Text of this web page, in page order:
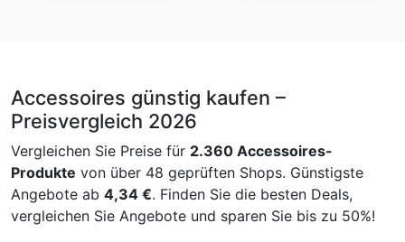
Accessoires günstig kaufen –
Preisvergleich 2026
Vergleichen Sie Preise für 2.360 Accessoires-
Produkte von über 48 geprüften Shops. Günstigste
Angebote ab 4,34 €. Finden Sie die besten Deals,
vergleichen Sie Angebote und sparen Sie bis zu 50%!